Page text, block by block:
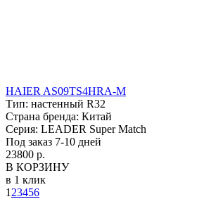
HAIER AS09TS4HRA-M
Тип: настенный R32
Страна бренда: Китай
Серия: LEADER Super Match
Под заказ 7-10 дней
23800 р.
В КОРЗИНУ
в 1 клик
1 23456